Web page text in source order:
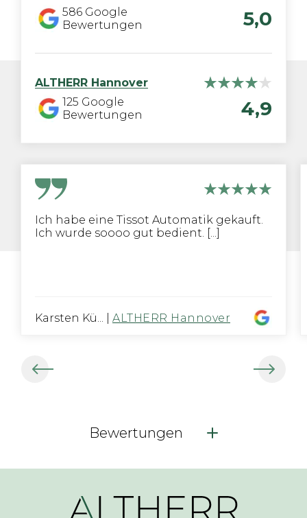
586 Google
Bewertungen
5,0
ALTHERR Hannover
125 Google
Bewertungen
4,9
Ich habe eine Tissot Automatik gekauft.
Ich wurde soooo gut bedient. [...]
Karsten Kü... ALTHERR Hannover
Bewertungen